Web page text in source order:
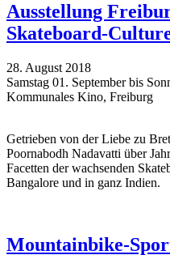
Ausstellung
Skateboard-
28. August 2018
Samstag 01. September bis
Kommunales Kino, Freiburg
Getrieben von der Liebe zu
Poornabodh Nadavatti über
Facetten der wachsenden
Bangalore und in ganz Indien.
Mountainbike-